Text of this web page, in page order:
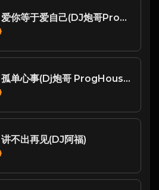
王力宏 - 爱你等于爱自己(DJ炮哥ProgHouseRmx2020)
蓝又时 - 孤单心事(Dj炮哥 ProgHouse Mix)
不出再见(DJ阿福)